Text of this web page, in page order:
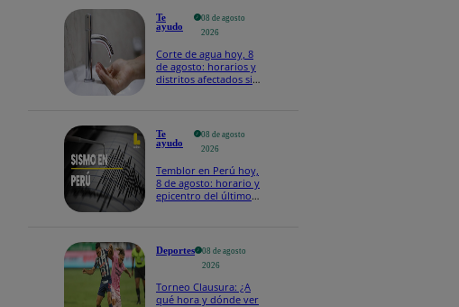
Te
ayudo
08 de agosto
2026
Corte de agua hoy, 8
de agosto: horarios y
distritos afectados sin
Te
ayudo
08 de agosto
2026
Temblor en Perú hoy,
8 de agosto: horario y
epicentro del último
Deportes
08 de agosto
2026
Torneo Clausura: ¿A
qué hora y dónde ver